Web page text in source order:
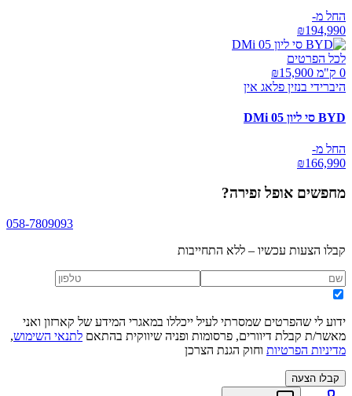
החל מ-
₪194,990
לכל הפרטים
0 ק"מ ₪
15,900
היברידי בנזין פלאג אין
BYD סי ליון 05 DMi
החל מ-
₪166,990
מחפשים אופל זפירה?
058-7809093
קבלו הצעות עכשיו – ללא התחייבות
ידוע לי שהפרטים שמסרתי לעיל ייכללו במאגרי המידע של קארזון ואני
מאשר/ת קבלת דיוורים, פרסומות ופניה שיווקית בהתאם לתנאי השימוש,
מדיניות הפרטיות וחוק הגנת הצרכן
קבלו הצעה